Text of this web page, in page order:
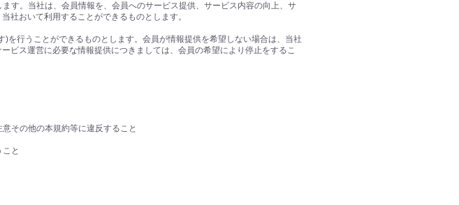
す。当社は、会員情報を、会員へのサービス提供、サービス内容の向上、サ
社おいて利用することができるものとします。
行うことができるものとします。会員が情報提供を希望しない場合は、当社
ビス運営に必要な情報提供につきましては、会員の希望により停止をするこ
その他の本規約等に違反すること
と